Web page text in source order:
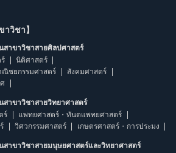
าวิชา】
สาขาวิชาสายศิลปศาสตร์
นิติศาสตร์
ณิชยกรรมศาสตร์
สังคมศาสตร์
าขาวิชาสายวิทยาศาสตร์
ร์
แพทยศาสตร์・ทันตแพทยศาสตร์
วิศวกรรมศาสตร์ เกษตรศาสตร์・การประมง
าขาวิชาสายมนุษยศาสตร์และวิทยาศาสตร์